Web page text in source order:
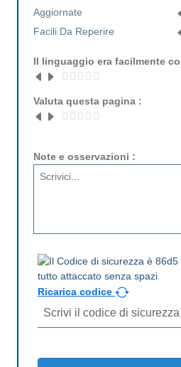
Aggiornate
Facili Da Reperire
Il linguaggio era facilmente
Valuta questa pagina :
Note e osservazioni :
Ricarica codice